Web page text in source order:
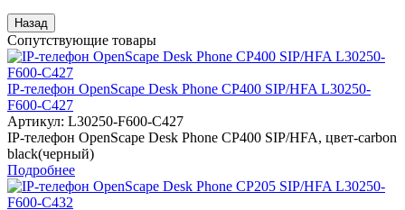
Сопутствующие товары
IP-телефон OpenScape Desk Phone CP400 SIP/HFA L30250-
F600-C427
Артикул: L30250-F600-C427
IP-телефон OpenScape Desk Phone CP400 SIP/HFA, цвет-carbon
black(черный)
Подробнее